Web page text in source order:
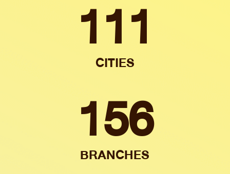
CITIES
111
BRANCHES
156